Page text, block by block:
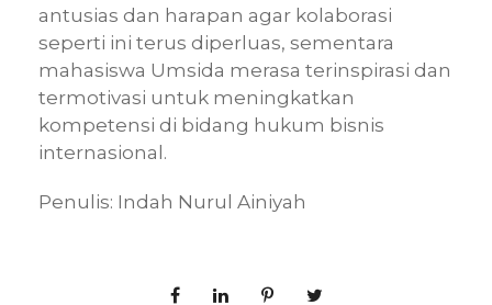
antusias dan harapan agar kolaborasi
seperti ini terus diperluas, sementara
mahasiswa Umsida merasa terinspirasi dan
termotivasi untuk meningkatkan
kompetensi di bidang hukum bisnis
internasional.
Penulis: Indah Nurul Ainiyah